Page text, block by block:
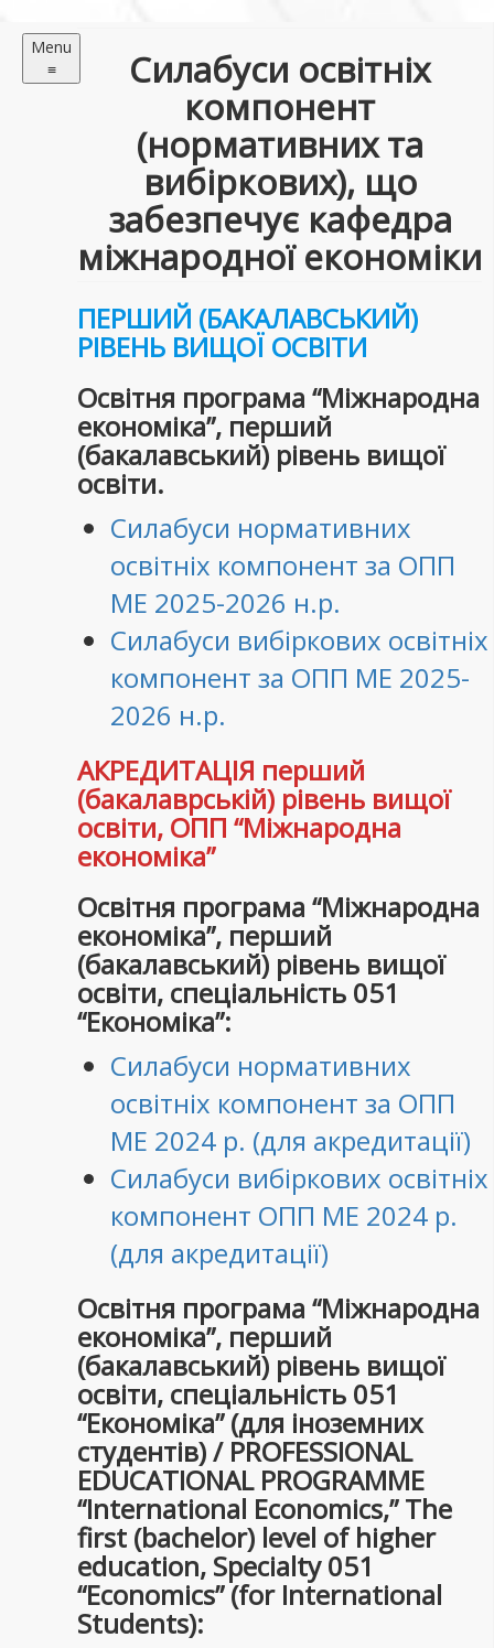
Menu
≡
Силабуси освітніх
компонент
(нормативних та
вибіркових), що
забезпечує кафедра
міжнародної економіки
ПЕРШИЙ (БАКАЛАВСЬКИЙ)
РІВЕНЬ ВИЩОЇ ОСВІТИ
Освітня програма “Міжнародна
економіка”, перший
(бакалавський) рівень вищої
освіти.
Силабуси нормативних
освітніх компонент за ОПП
МЕ 2025-2026 н.р.
Силабуси вибіркових освітніх
компонент за ОПП МЕ 2025-
2026 н.р.
АКРЕДИТАЦІЯ перший
(бакалаврській) рівень вищої
освіти, ОПП “Міжнародна
економіка”
Освітня програма “Міжнародна
економіка”, перший
(бакалавський) рівень вищої
освіти, спеціальність 051
“Економіка”:
Силабуси нормативних
освітніх компонент за ОПП
МЕ 2024 р. (для акредитації)
Силабуси вибіркових освітніх
компонент ОПП МЕ 2024 р.
(для акредитації)
Освітня програма “Міжнародна
економіка”, перший
(бакалавський) рівень вищої
освіти, спеціальність 051
“Економіка” (для іноземних
студентів) / PROFESSIONAL
EDUCATIONAL PROGRAMME
“International Economics,” The
first (bachelor) level of higher
education, Specialty 051
“Economics” (for International
Students):